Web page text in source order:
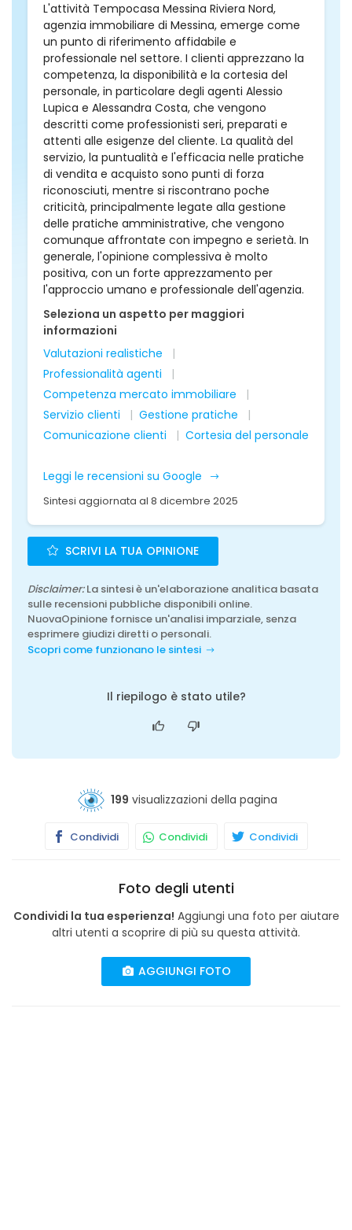
L'attività Tempocasa Messina Riviera Nord,
agenzia immobiliare di Messina, emerge come
un punto di riferimento affidabile e
professionale nel settore. I clienti apprezzano la
competenza, la disponibilità e la cortesia del
personale, in particolare degli agenti Alessio
Lupica e Alessandra Costa, che vengono
descritti come professionisti seri, preparati e
attenti alle esigenze del cliente. La qualità del
servizio, la puntualità e l'efficacia nelle pratiche
di vendita e acquisto sono punti di forza
riconosciuti, mentre si riscontrano poche
criticità, principalmente legate alla gestione
delle pratiche amministrative, che vengono
comunque affrontate con impegno e serietà. In
generale, l'opinione complessiva è molto
positiva, con un forte apprezzamento per
l'approccio umano e professionale dell'agenzia.
Seleziona un aspetto per maggiori
informazioni
Valutazioni realistiche
Professionalità agenti
Competenza mercato immobiliare
Servizio clienti
Gestione pratiche
Comunicazione clienti
Cortesia del personale
Leggi le recensioni su Google
Sintesi aggiornata al 8 dicembre 2025
SCRIVI LA TUA OPINIONE
Disclaimer:La sintesi è un'elaborazione analitica basata
sulle recensioni pubbliche disponibili online.
NuovaOpinione fornisce un'analisi imparziale, senza
esprimere giudizi diretti o personali.
Scopri come funzionano le sintesi
Il riepilogo è stato utile?
199 visualizzazioni della pagina
Condividi Condividi Condividi
Foto degli utenti
Condividi la tua esperienza! Aggiungi una foto per aiutare
altri utenti a scoprire di più su questa attività.
AGGIUNGI FOTO